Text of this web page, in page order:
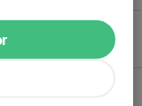
2026